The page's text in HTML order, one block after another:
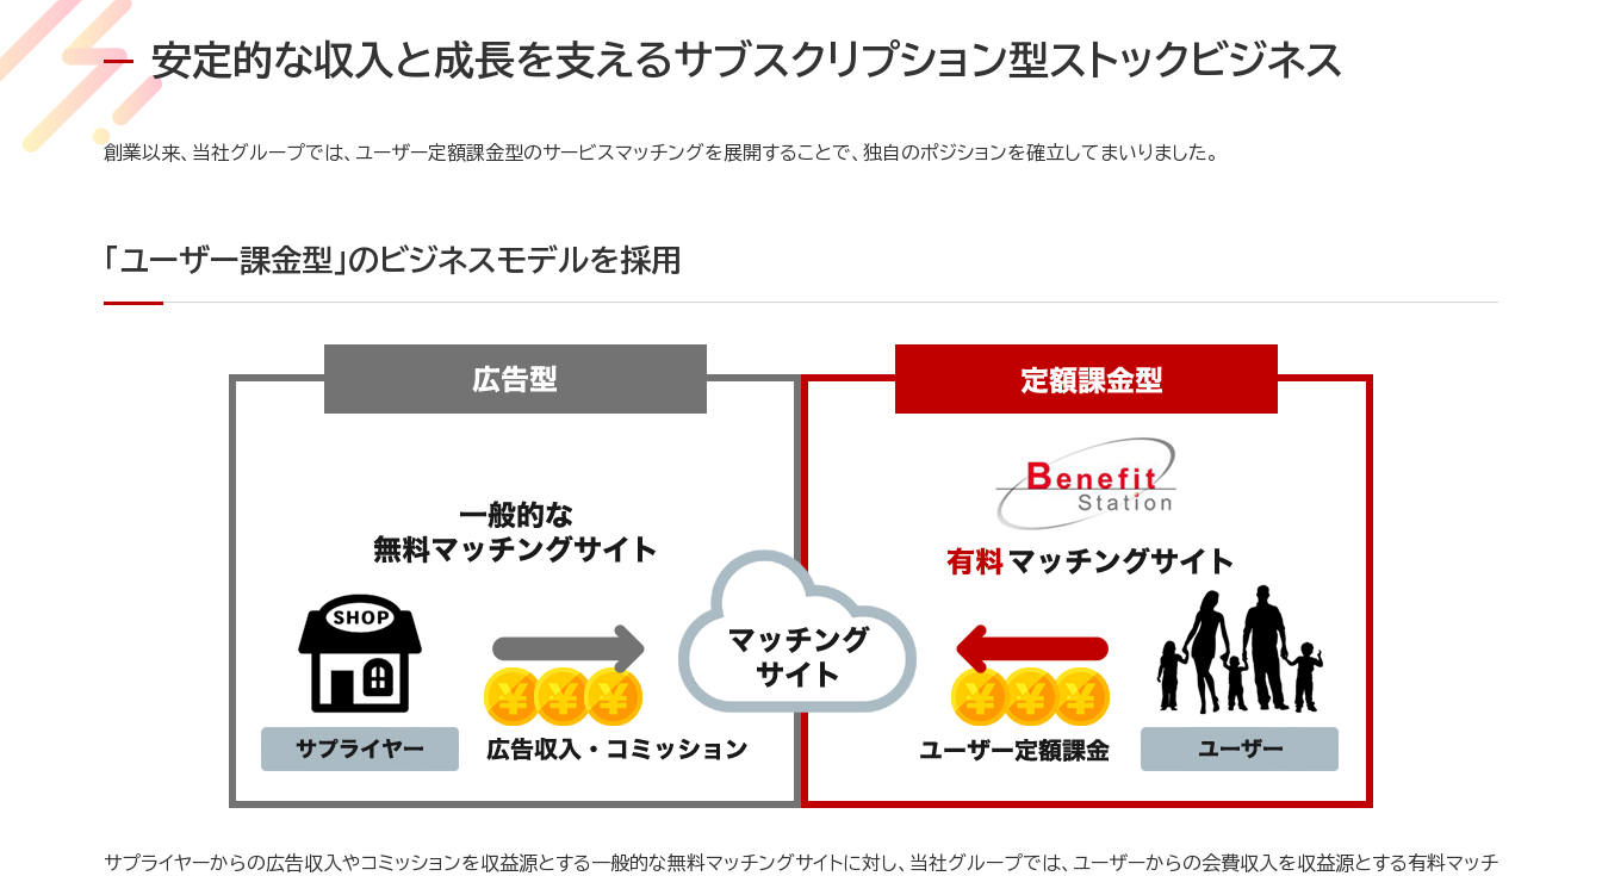
安定的な収入と成長を支えるサブスクリプション型ストックビジネス
創業以来、当社グループでは、ユーザー定額課金型のサービスマッチングを展開することで、独自のポジションを確立してまいりました。
「ユーザー課金型」のビジネスモデルを採用
サプライヤーからの広告収入やコミッションを収益源とする一般的な無料マッチングサイトに対し、当社グループでは、ユーザーからの会費収入を収益源とする有料マッチ